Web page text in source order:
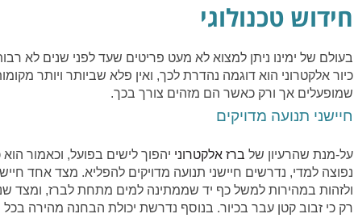
חידוש טכנולוגי
בעולם של ימינו ניתן למצוא לא מעט פריטים שעד לפני שנים לא
כיור אלקטרוני הוא דוגמה נהדרת לכך, ואין פלא שביותר ויותר
שמופעלים אך ורק כאשר הם מזהים צורך בכך.
חיישני תנועה מדויקים
על-מנת שהרעיון של ברז אלקטרוני יהפוך לישים בפועל, וכאמור
נפוצה למדי, נדרשים חיישני תנועה מדויקים להפליא. מצד אחד
ולזהות במהירות למשל כף יד שממתינה למים מתחת לברז, ומצד
רק כי זבוב קטן עבר בכיור. בנוסף נדרשת יכולת הבחנה מהירה בכל